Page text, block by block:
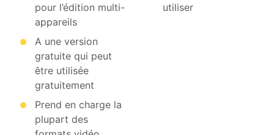
pour l’édition multi-
appareils
A une version
gratuite qui peut
être utilisée
gratuitement
Prend en charge la
plupart des
utiliser